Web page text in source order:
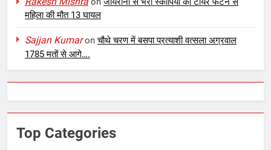
महिला की मौत 13 घायल
Sajjan Kumaronचौथे चरण में बसपा प्रत्याशी वत्सला अग्रवाल
1785 मतों से आगे….
Top Categories